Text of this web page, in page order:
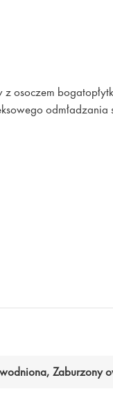
osoczem
Zaburzony